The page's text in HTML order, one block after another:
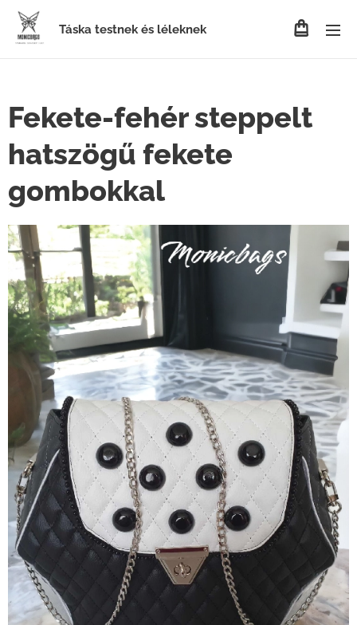
Táska testnek és léleknek
Fekete-fehér steppelt
hatszögű fekete
gombokkal